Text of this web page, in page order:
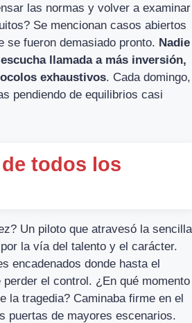
las normas y volver a examinar
Se mencionan casos abiertos
se fueron demasiado pronto. Nadie
llamada a más inversión,
exhaustivos. Cada domingo,
pendiendo de equilibrios casi
todos los
Un piloto que atravesó la sencilla
la vía del talento y el carácter.
encadenados donde hasta el
perder el control. ¿En qué momento
la tragedia? Caminaba firme en el
puertas de mayores escenarios.